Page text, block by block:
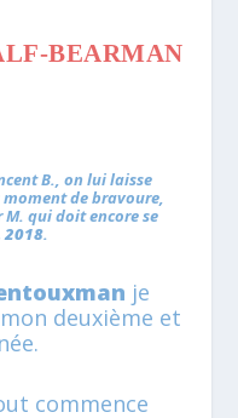
BEARMAN
B., on lui laisse
de bravoure,
qui doit encore se
2018.
je
deuxième et
commence